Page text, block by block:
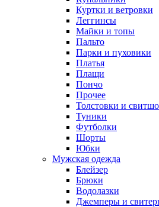
Куртки и ветровки
Леггинсы
Майки и топы
Пальто
Парки и пуховики
Платья
Плащи
Пончо
Прочее
Толстовки и
Туники
Футболки
Шорты
Юбки
Мужская одежда
Блейзер
Брюки
Водолазки
Джемперы и